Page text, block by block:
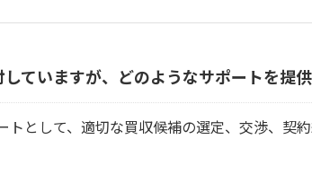
ていますが、どのようなサポートを提
として、適切な買収候補の選定、交渉、契